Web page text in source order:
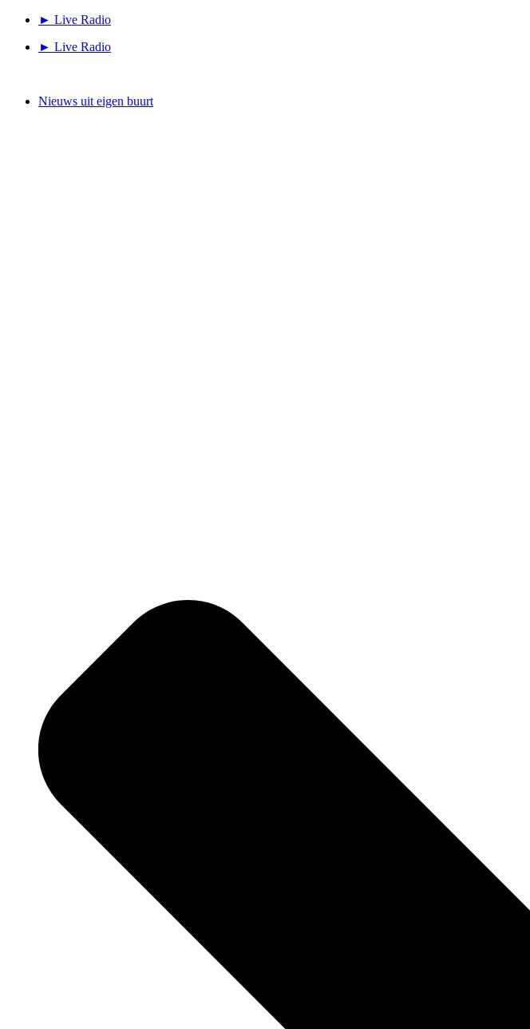
► Live Radio
► Live Radio
Nieuws uit eigen buurt